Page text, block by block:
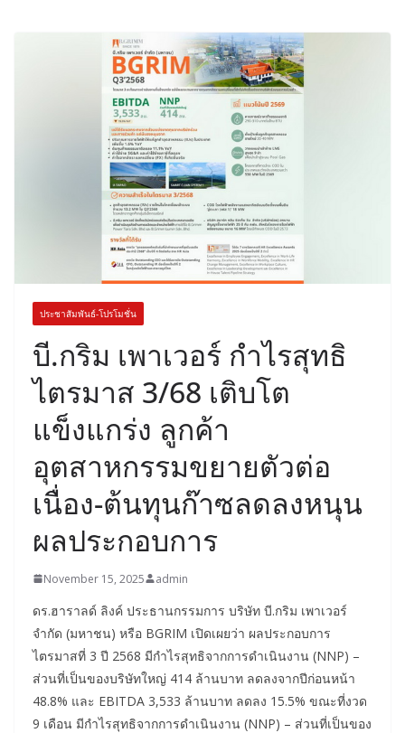
ประชาสัมพันธ์-โปรโมชั่น
บี.กริม เพาเวอร์ กำไรสุทธิ
ไตรมาส 3/68 เติบโต
แข็งแกร่ง ลูกค้า
อุตสาหกรรมขยายตัวต่อ
เนื่อง-ต้นทุนก๊าซลดลงหนุน
ผลประกอบการ
November 15, 2025 admin
ดร.ฮาราลด์ ลิงค์ ประธานกรรมการ บริษัท บี.กริม เพาเวอร์
จำกัด (มหาชน) หรือ BGRIM เปิดเผยว่า ผลประกอบการ
ไตรมาสที่ 3 ปี 2568 มีกำไรสุทธิจากการดำเนินงาน (NNP) –
ส่วนที่เป็นของบริษัทใหญ่ 414 ล้านบาท ลดลงจากปีก่อนหน้า
48.8% และ EBITDA 3,533 ล้านบาท ลดลง 15.5% ขณะที่งวด
9 เดือน มีกำไรสุทธิจากการดำเนินงาน (NNP) – ส่วนที่เป็นของ